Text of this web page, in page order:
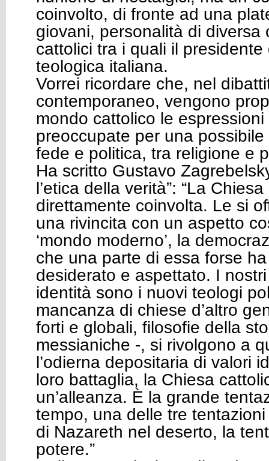
coinvolto, di fronte ad una
giovani, personalità di diversa
cattolici tra i quali il presidente
teologica italiana.
Vorrei ricordare che, nel
contemporaneo, vengono
mondo cattolico le
preoccupate per una
fede e politica, tra religione e
Ha scritto Gustavo
l’etica della verità”: “La
direttamente coinvolta. Le si
una rivincita con un aspetto
‘mondo moderno’, la
che una parte di essa forse
desiderato e aspettato. I
identità sono i nuovi teologi
mancanza di chiese d’altro
forti e globali, filosofie della
messianiche -, si rivolgono a
l’odierna depositaria di valori
loro battaglia, la Chiesa
un’alleanza. È la grande
tempo, una delle tre
di Nazareth nel deserto, la
potere.”